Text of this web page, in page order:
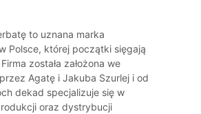
to uznana marka
Polsce, której początki sięgają
została założona we
Agatę i Jakuba Szurlej i od
dekad specjalizuje się w
oraz dystrybucji